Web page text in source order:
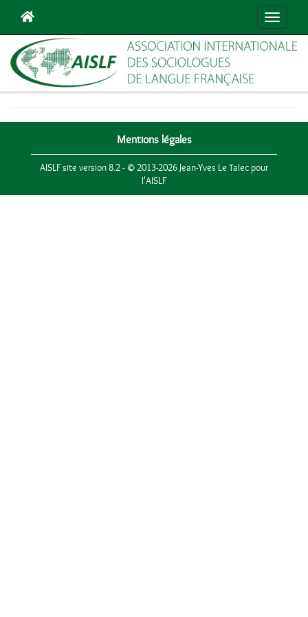
Mentions légales
AISLF site version 8.2 - © 2013-2026 Jean-Yves Le Talec pour
l'AISLF